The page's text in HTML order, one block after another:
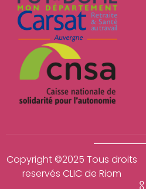
Copyright ©2025 Tous droits
reservés CLIC de Riom